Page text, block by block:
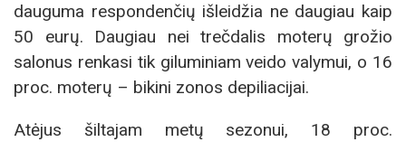
dauguma respondenčių išleidžia ne daugiau kaip
50 eurų. Daugiau nei trečdalis moterų grožio
salonus renkasi tik giluminiam veido valymui, o 16
proc. moterų – bikini zonos depiliacijai.
Atėjus šiltajam metų sezonui, 18 proc.